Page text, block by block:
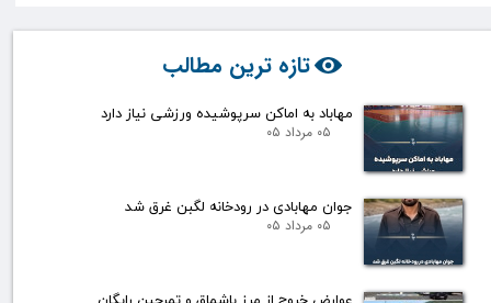
تازه ترین مطالب
مهاباد به اماکن سرپوشیده ورزشی نیاز دارد
۰۵ مرداد ۰۵
جوان مهابادی در رودخانه لگبن غرق شد
۰۵ مرداد ۰۵